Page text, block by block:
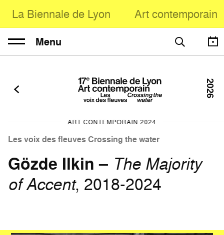
La Biennale de Lyon Art contemporain
Menu
ART CONTEMPORAIN 2024
Les voix des fleuves Crossing the water
Gözde Ilkin – The Majority
of Accent, 2018-2024
2026